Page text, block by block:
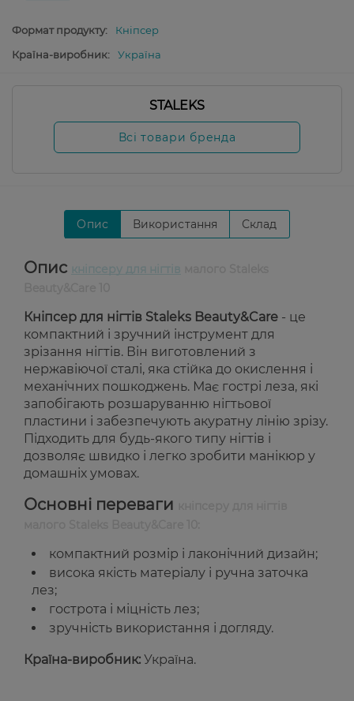
Формат продукту:
Кніпсер
Країна-виробник:
Україна
STALEKS
Всі товари бренда
Опис Використання Склад
Опис кніпсеру для нігтів
Кніпсер для нігтів Staleks Beauty&Care - це
компактний і зручний інструмент для
зрізання нігтів. Він виготовлений з
нержавіючої сталі, яка стійка до окислення і
механічних пошкоджень. Має гострі леза, які
запобігають розшаруванню нігтьової
пластини і забезпечують акуратну лінію зрізу.
Підходить для будь-якого типу нігтів і
дозволяє швидко і легко зробити манікюр у
домашніх умовах.
Основні переваги
компактний розмір і лаконічний дизайн;
висока якість матеріалу і ручна заточка
лез;
гострота і міцність лез;
зручність використання і догляду.
Країна-виробник: Україна.